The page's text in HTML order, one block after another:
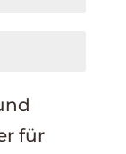
für